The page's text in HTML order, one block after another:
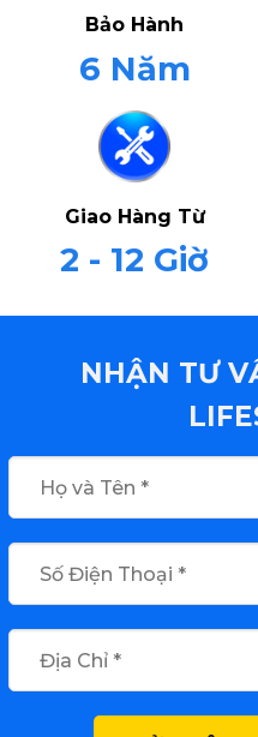
Bảo Hành
6 Năm
Giao Hàng Từ
2 - 12 Giờ
NHẬN TƯ